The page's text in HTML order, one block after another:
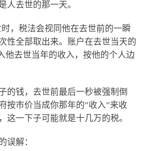
人去世的那一天。
时，税法会视同他在去世前的一瞬
性全部取出来。账户在去世当天的
他去世当年的收入，按他的个人边
的钱，去世前最后一秒被强制倒
按市价当成你那年的”收入”来收
这一下子可能就是十几万的税。
误解：